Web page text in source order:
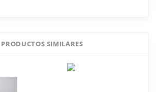
PRODUCTOS SIMILARES